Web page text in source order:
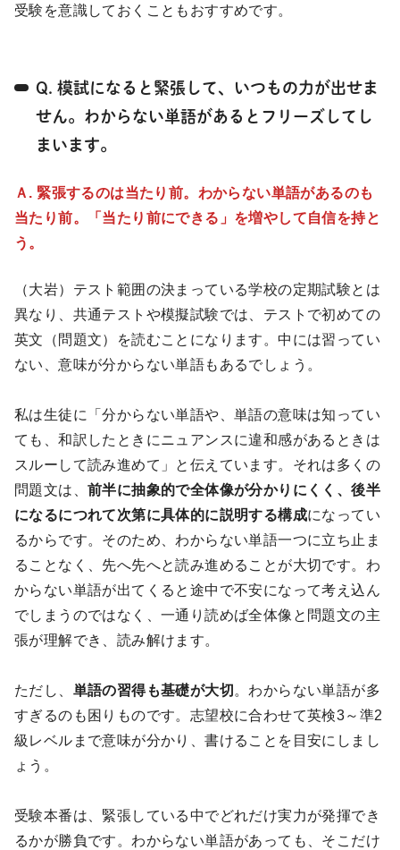
受験を意識しておくこともおすすめです。
Q. 模試になると緊張して、いつもの力が出せま
せん。わからない単語があるとフリーズしてし
まいます。
Ａ. 緊張するのは当たり前。わからない単語があるのも
当たり前。「当たり前にできる」を増やして自信を持と
う。
（大岩）テスト範囲の決まっている学校の定期試験とは
異なり、共通テストや模擬試験では、テストで初めての
英文（問題文）を読むことになります。中には習ってい
ない、意味が分からない単語もあるでしょう。
私は生徒に「分からない単語や、単語の意味は知ってい
ても、和訳したときにニュアンスに違和感があるときは
スルーして読み進めて」と伝えています。それは多くの
問題文は、 前半に抽象的で全体像が分かりにくく、後半
になるにつれて次第に具体的に説明する構成になってい
るからです。そのため、わからない単語一つに立ち止ま
ることなく、先へ先へと読み進めることが大切です。わ
からない単語が出てくると途中で不安になって考え込ん
でしまうのではなく、一通り読めば全体像と問題文の主
張が理解でき、読み解けます。
ただし、 単語の習得も基礎が大切 。わからない単語が多
すぎるのも困りものです。志望校に合わせて英検3～準2
級レベルまで意味が分かり、書けることを目安にしまし
ょう。
受験本番は、緊張している中でどれだけ実力が発揮でき
るかが勝負です。わからない単語があっても、そこだけ